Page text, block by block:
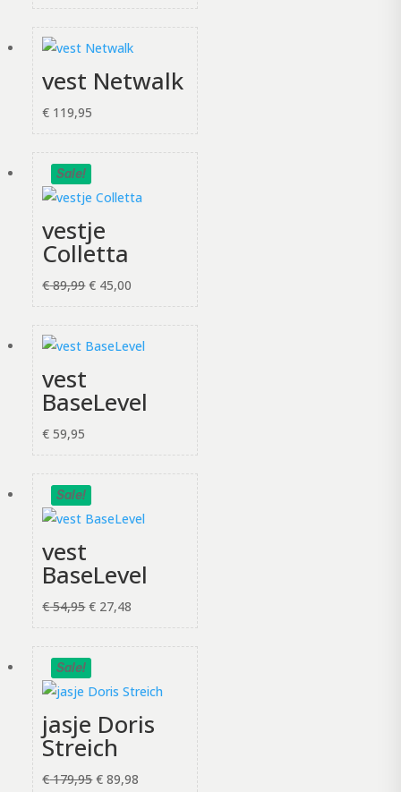
prijs
was:
€ 159,95.
prijs
is:
vest Netwalk
€ 119,95
Sale!
vestje
Colletta
€89,99Oorspronkelijke
prijs
was:
€ 89,99.
€ 45,00
prijs
is:
€ 45,00.
vest
BaseLevel
€ 59,95
Sale!
vest
BaseLevel
€54,95Oorspronkelijke
prijs
was:
€ 54,95.
€ 27,48
prijs
is:
Sale!
jasje Doris
Streich
€179,95Oorspronkelijke
€ 89,98